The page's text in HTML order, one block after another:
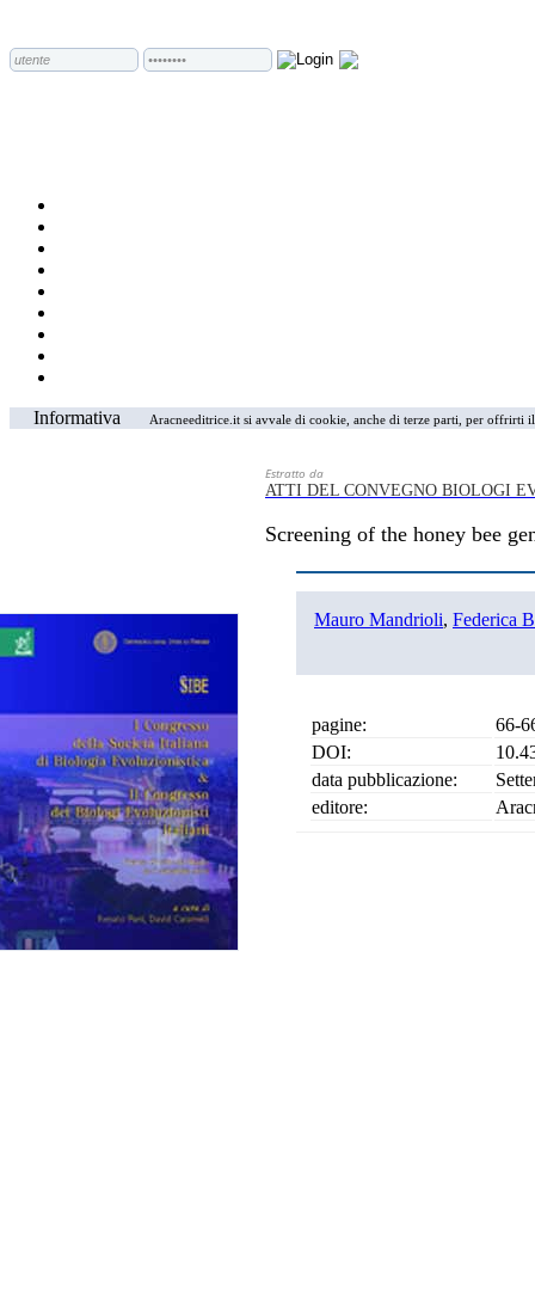
Informativa Aracneeditrice.it si avvale di cookie, anche di terze parti, per
Estratto da
ATTI DEL CONVEGNO BIOLOGI
Screening of the honey bee
Mauro Mandrioli, Federica
pagine:
66-
DOI:
data pubblicazione:
editore: